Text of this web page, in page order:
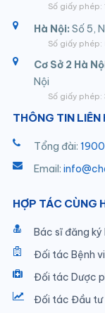
Số giấy phép:
Hà Nội: Số 5,
Số giấy
Cơ Sở 2 Hà
Nội
Số giấy
THÔNG TIN LIÊN
Tổng đài:
Email:
HỢP TÁC CÙNG
Bác sĩ đăng
Đối tác Bệnh
Đối tác Dược
Đối tác Đầu tư